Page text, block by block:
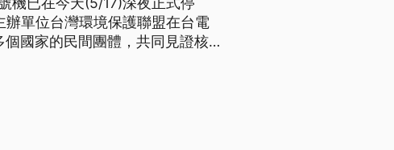
單位台灣環境保護聯盟在台電
國家的民間團體，共同見證核電